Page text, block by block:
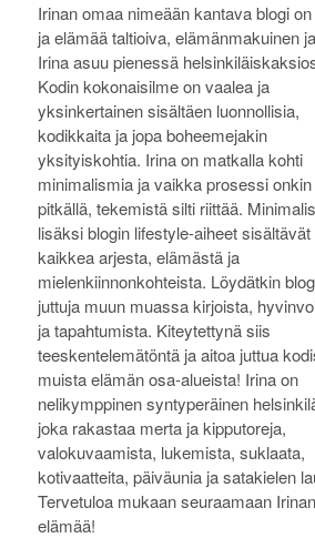
Irinan omaa nimeään kantava blogi
ja elämää taltioiva, elämänmakuinen
Irina asuu pienessä
Kodin kokonaisilme on vaalea ja
yksinkertainen sisältäen luonnollisia,
kodikkaita ja jopa boheemejakin
yksityiskohtia. Irina on matkalla kohti
minimalismia ja vaikka prosessi onkin
pitkällä, tekemistä silti riittää.
lisäksi blogin lifestyle-aiheet sisältävät
kaikkea arjesta, elämästä ja
mielenkiinnonkohteista. Löydätkin
juttuja muun muassa kirjoista,
ja tapahtumista. Kiteytettynä siis
teeskentelemätöntä ja aitoa juttua
muista elämän osa-alueista! Irina on
nelikymppinen syntyperäinen
joka rakastaa merta ja kipputoreja,
valokuvaamista, lukemista, suklaata,
kotivaatteita, päiväunia ja satakielen
Tervetuloa mukaan seuraamaan Irinan
elämää!